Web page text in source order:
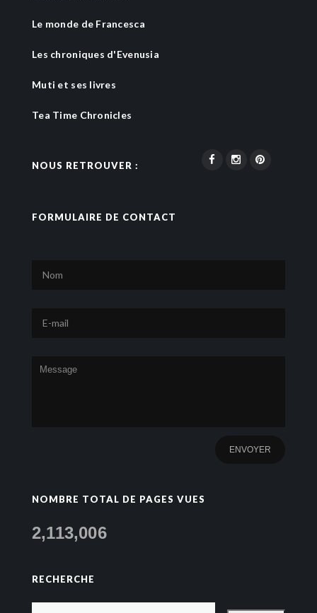
Le monde de Francesca
Les chroniques d'Evenusia
Muti et ses livres
Tea Time Chronicles
NOUS RETROUVER :
FORMULAIRE DE CONTACT
NOMBRE TOTAL DE PAGES VUES
2,113,006
RECHERCHE